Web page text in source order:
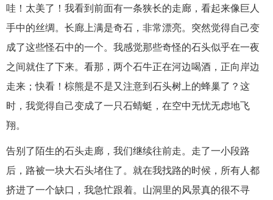
哇！太美了！我看到前面有一条狭长的走廊，看起来像巨人
手中的丝绸。长廊上满是奇石，非常漂亮。突然觉得自己变
成了这些怪石中的一个。我感觉那些奇怪的石头似乎在一夜
之间就住了下来。看那，两个石牛正在河边喝酒，正向岸边
走来；快看！棕熊是不是又注意到石头树上的蜂巢了？这
时，我觉得自己变成了一只石蜻蜓，在空中无忧无虑地飞
翔。
告别了陌生的石头走廊，我们继续往前走。走了一小段路
后，路被一块大石头堵住了。就在我找路的时候，所有人都
挤进了一个缺口，我急忙跟着。山洞里的风景真的很不寻